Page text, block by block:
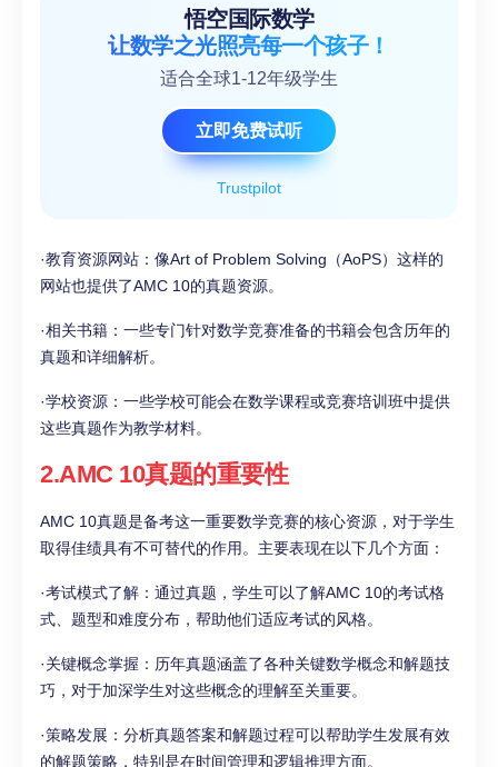
Trustpilot
悟空国际数学
让数学之光照亮每一个孩子！
适合全球1-12年级学生
立即免费试听
·教育资源网站：像Art of Problem Solving（AoPS）这样的
网站也提供了AMC 10的真题资源。
·相关书籍：一些专门针对数学竞赛准备的书籍会包含历年的
真题和详细解析。
·学校资源：一些学校可能会在数学课程或竞赛培训班中提供
这些真题作为教学材料。
2.AMC 10真题的重要性
AMC 10真题是备考这一重要数学竞赛的核心资源，对于学生
取得佳绩具有不可替代的作用。主要表现在以下几个方面：
·考试模式了解：通过真题，学生可以了解AMC 10的考试格
式、题型和难度分布，帮助他们适应考试的风格。
·关键概念掌握：历年真题涵盖了各种关键数学概念和解题技
巧，对于加深学生对这些概念的理解至关重要。
·策略发展：分析真题答案和解题过程可以帮助学生发展有效
的解题策略，特别是在时间管理和逻辑推理方面。